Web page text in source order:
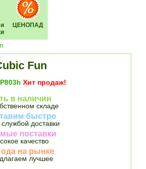
ЦЕНОПАД
Fun
P803h Хит продаж!
в наличии
складе
быстро
доставки
поставки
качество
на рынке
лучшее